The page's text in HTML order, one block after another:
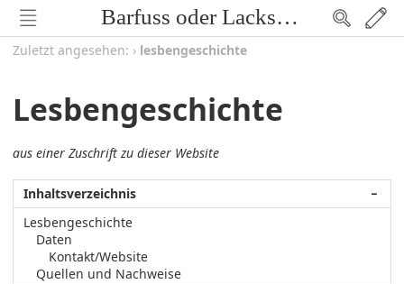
Barfuss oder Lackschuh
Zuletzt angesehen: › lesbengeschichte
Lesbengeschichte
aus einer Zuschrift zu dieser Website
−
Inhaltsverzeichnis
Lesbengeschichte
Daten
Kontakt/Website
Quellen und Nachweise